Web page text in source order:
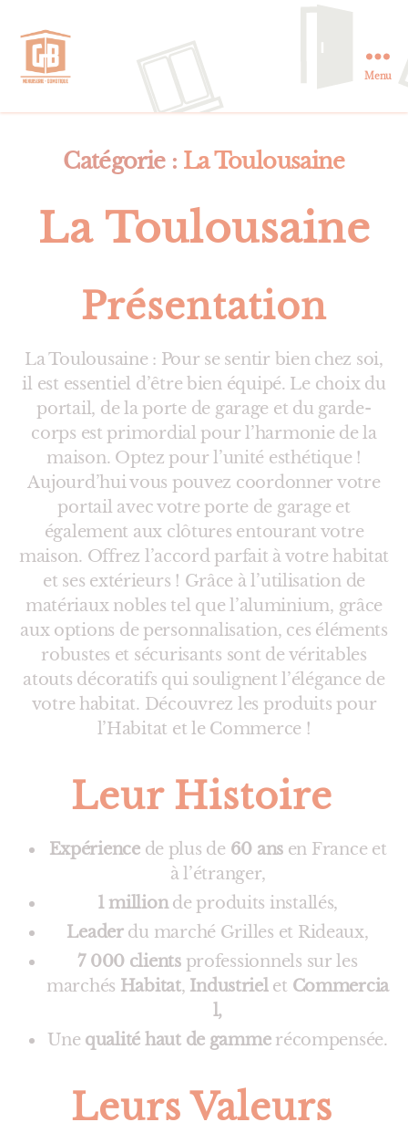
Menuiserie
Domotique
Menu
Catégorie : La Toulousaine
La Toulousaine
Présentation
La Toulousaine : Pour se sentir bien chez soi,
il est essentiel d’être bien équipé. Le choix du
portail, de la porte de garage et du garde-
corps est primordial pour l’harmonie de la
maison. Optez pour l’unité esthétique !
Aujourd’hui vous pouvez coordonner votre
portail avec votre porte de garage et
également aux clôtures entourant votre
maison. Offrez l’accord parfait à votre habitat
et ses extérieurs ! Grâce à l’utilisation de
matériaux nobles tel que l’aluminium, grâce
aux options de personnalisation, ces éléments
robustes et sécurisants sont de véritables
atouts décoratifs qui soulignent l’élégance de
votre habitat. Découvrez les produits pour
l’Habitat et le Commerce !
Leur Histoire
Expériencede plus de 60 ansen France et
à l’étranger,
1 millionde produits installés,
Leaderdu marché Grilles et Rideaux,
7 000 clientsprofessionnels sur les
marchés Habitat, Industrielet Commercia
l,
Une qualité haut de gammerécompensée.
Leurs Valeurs